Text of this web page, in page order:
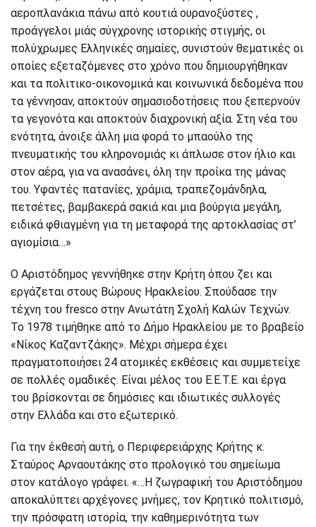
αεροπλανάκια πάνω από κουτιά ουρανοξύστες ,
προάγγελοι μιάς σύγχρονης ιστορικής στιγμής, οι
πολύχρωμες Ελληνικές σημαίες, συνιστούν θεματικές οι
οποίες εξεταζόμενες στο χρόνο που δημιουργήθηκαν
και τα πολιτικο-οικονομικά και κοινωνικά δεδομένα που
τα γέννησαν, αποκτούν σημασιοδοτήσεις που ξεπερνούν
τα γεγονότα και αποκτούν διαχρονική αξία. Στη νέα του
ενότητα, άνοιξε άλλη μια φορά το μπαούλο της
πνευματικής του κληρονομιάς κι άπλωσε στον ήλιο και
στον αέρα, για να ανασάνει, όλη την προίκα της μάνας
του. Υφαντές πατανίες, χράμια, τραπεζομάνδηλα,
πετσέτες, βαμβακερά σακιά και μια βούργια μεγάλη,
ειδικά φθιαγμένη για τη μεταφορά της αρτοκλασίας στ’
αγιομίσια…»
Ο Αριστόδημος γεννήθηκε στην Κρήτη όπου ζει και
εργάζεται στους Βώρους Ηρακλείου. Σπούδασε την
τέχνη του fresco στην Ανωτάτη Σχολή Καλών Τεχνών.
Το 1978 τιμήθηκε από το Δήμο Ηρακλείου με το βραβείο
«Νίκος Καζαντζάκης». Μέχρι σήμερα έχει
πραγματοποιήσει 24 ατομικές εκθέσεις και συμμετείχε
σε πολλές ομαδικές. Είναι μέλος του Ε.Ε.Τ.Ε. και έργα
του βρίσκονται σε δημόσιες και ιδιωτικές συλλογές
στην Ελλάδα και στο εξωτερικό.
Για την έκθεσή αυτή, ο Περιφερειάρχης Κρήτης κ.
Σταύρος Αρναουτάκης στο προλογικό του σημείωμα
στον κατάλογο γράφει. «…Η ζωγραφική του Αριστόδημου
αποκαλύπτει αρχέγονες μνήμες, τον Κρητικό πολιτισμό,
την πρόσφατη ιστορία, την καθημερινότητα των